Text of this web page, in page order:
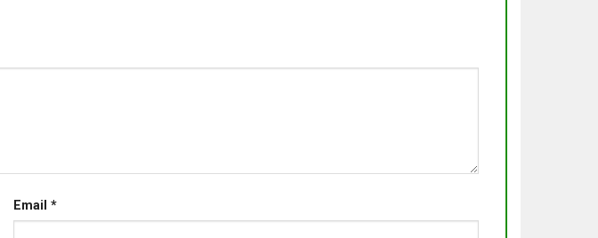
Email *